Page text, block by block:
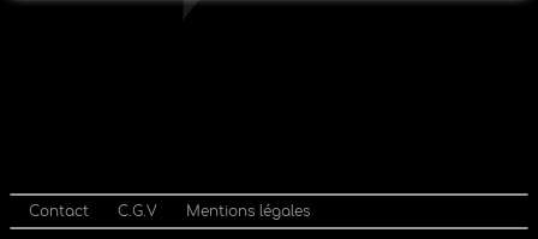
Contact C.G.V Mentions légales